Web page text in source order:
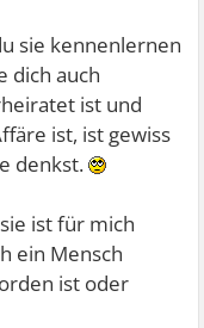
sie kennenlernen
dich auch
ist und
ist, ist gewiss
denkst.
ist für mich
ein Mensch
ist oder